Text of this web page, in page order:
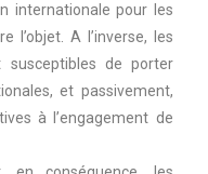
internationale pour les
l’objet. A l’inverse, les
susceptibles de porter
et passivement,
à l’engagement de